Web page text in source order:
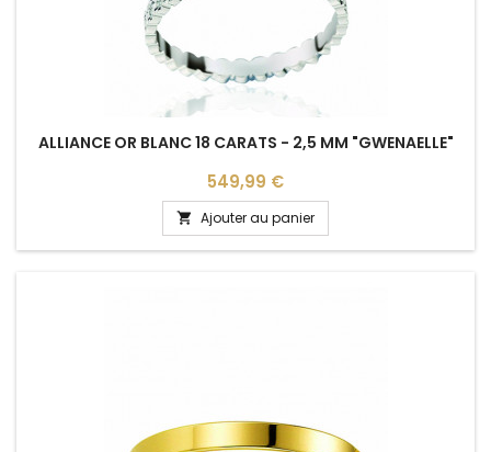
ALLIANCE OR BLANC 18 CARATS - 2,5 MM "GWENAELLE"
Prix
549,99 €
 Ajouter au panier